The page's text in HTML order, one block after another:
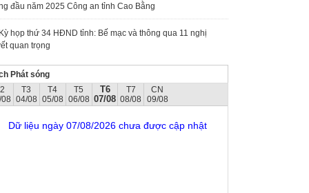
đầu năm 2025 Công an tỉnh Cao Bằng
họp thứ 34 HĐND tỉnh: Bế mạc và thông qua 11 nghị
quan trọng
Phát sóng
T3
04/08
T4
05/08
T5
06/08
T6
07/08
T7
08/08
CN
09/08
Dữ liệu ngày 07/08/2026 chưa được cập nhật